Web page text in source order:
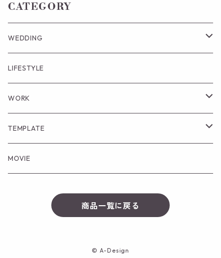
CATEGORY
WEDDING
結婚式ムービー
招待状
プロフィールブック
LIFESTYLE
WORK
ICON
TEMPLATE
Spreadsheet Template
Notion Template
MOVIE
商品一覧に戻る
© A-Design